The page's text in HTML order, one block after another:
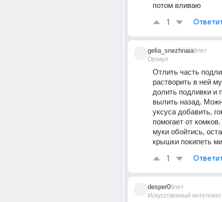
потом вливаю
1
gelia_snezhnaia
Оракул
9лет
Отлить часть
растворить в ней
долить подливки и
вылить назад.
уксуса добавить,
помогает от
муки обойтись,
крышки покипеть
1
desper0
Искусственный интеллект
9лет